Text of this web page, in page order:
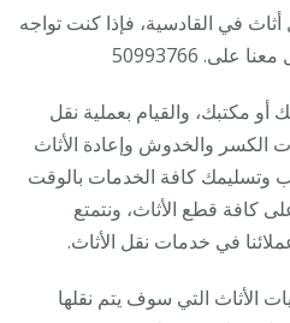
في القادسية، فإذا كنت تواجه
50993766
أو مكتبك، والقيام بعملية نقل
الكسر والخدوش وإعادة الأثاث
وتسليمك كافة الخدمات بالوقت
كافة قطع الأثاث، ونتمتع
في خدمات نقل الأثاث.
الأثاث التي سوف يتم نقلها